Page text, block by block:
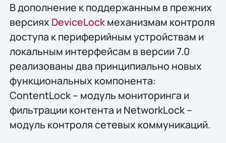
В дополнение к поддержанным в прежних
версиях DeviceLockмеханизмам контроля
доступа к периферийным устройствам и
локальным интерфейсам в версии 7.0
реализованы два принципиально новых
функциональных компонента:
ContentLock – модуль мониторинга и
фильтрации контента и NetworkLock –
модуль контроля сетевых коммуникаций.